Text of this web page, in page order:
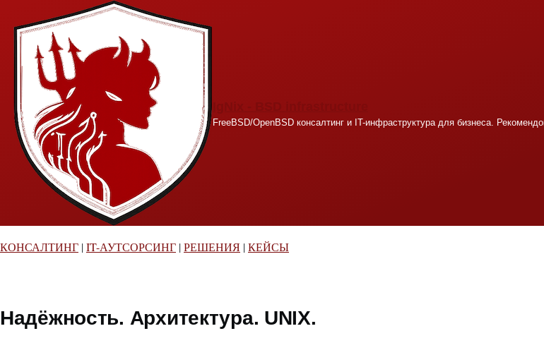
Перейти к основному содержанию
FreeBSD/OpenBSD консалтинг и IT-инфраструктура для бизнеса.
КОНСАЛТИНГ |IT-АУТСОРСИНГ |РЕШЕНИЯ |КЕЙСЫ
Надёжность. Архитектура. UNIX.